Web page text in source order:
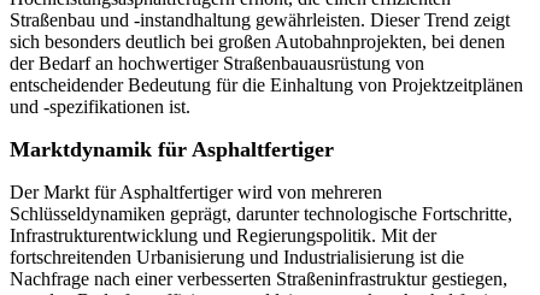
Straßenbau und -instandhaltung gewährleisten. Dieser Trend zeigt
sich besonders deutlich bei großen Autobahnprojekten, bei denen
der Bedarf an hochwertiger Straßenbauausrüstung von
entscheidender Bedeutung für die Einhaltung von Projektzeitplänen
und -spezifikationen ist.
Marktdynamik für Asphaltfertiger
Der Markt für Asphaltfertiger wird von mehreren
Schlüsseldynamiken geprägt, darunter technologische Fortschritte,
Infrastrukturentwicklung und Regierungspolitik. Mit der
fortschreitenden Urbanisierung und Industrialisierung ist die
Nachfrage nach einer verbesserten Straßeninfrastruktur gestiegen,